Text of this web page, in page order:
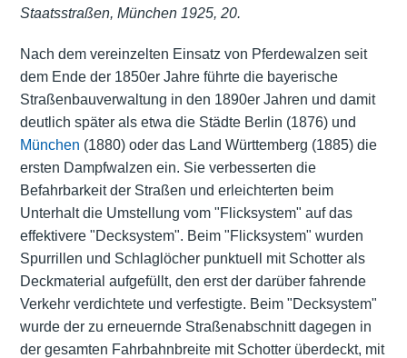
Staatsstraßen, München 1925, 20.
Nach dem vereinzelten Einsatz von Pferdewalzen seit
dem Ende der 1850er Jahre führte die bayerische
Straßenbauverwaltung in den 1890er Jahren und damit
deutlich später als etwa die Städte Berlin (1876) und
München (1880) oder das Land Württemberg (1885) die
ersten Dampfwalzen ein. Sie verbesserten die
Befahrbarkeit der Straßen und erleichterten beim
Unterhalt die Umstellung vom "Flicksystem" auf das
effektivere "Decksystem". Beim "Flicksystem" wurden
Spurrillen und Schlaglöcher punktuell mit Schotter als
Deckmaterial aufgefüllt, den erst der darüber fahrende
Verkehr verdichtete und verfestigte. Beim "Decksystem"
wurde der zu erneuernde Straßenabschnitt dagegen in
der gesamten Fahrbahnbreite mit Schotter überdeckt, mit